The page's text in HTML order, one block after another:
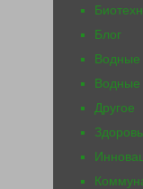
Блог
Водные
Водные
Другое